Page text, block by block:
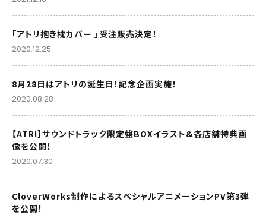
「アトリ抱き枕カバー 」受注販売決定！
2020.12.25
8月28日はアトリの誕生日！記念企画実施！
2020.08.28
【ATRI】サウンドトラック限定盤BOXイラスト&各店舗特典画
像を公開！
2020.07.30
CloverWorks制作によるスペシャルアニメーションPV第3弾
を公開！